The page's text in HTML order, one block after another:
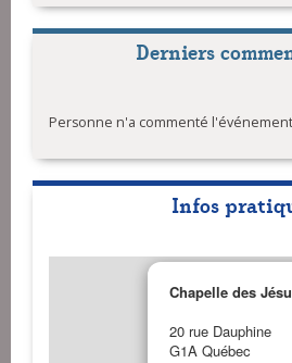
Derniers
Personne n'a commenté
Infos
Chapelle des
20 rue Dauphine
G1A Québec